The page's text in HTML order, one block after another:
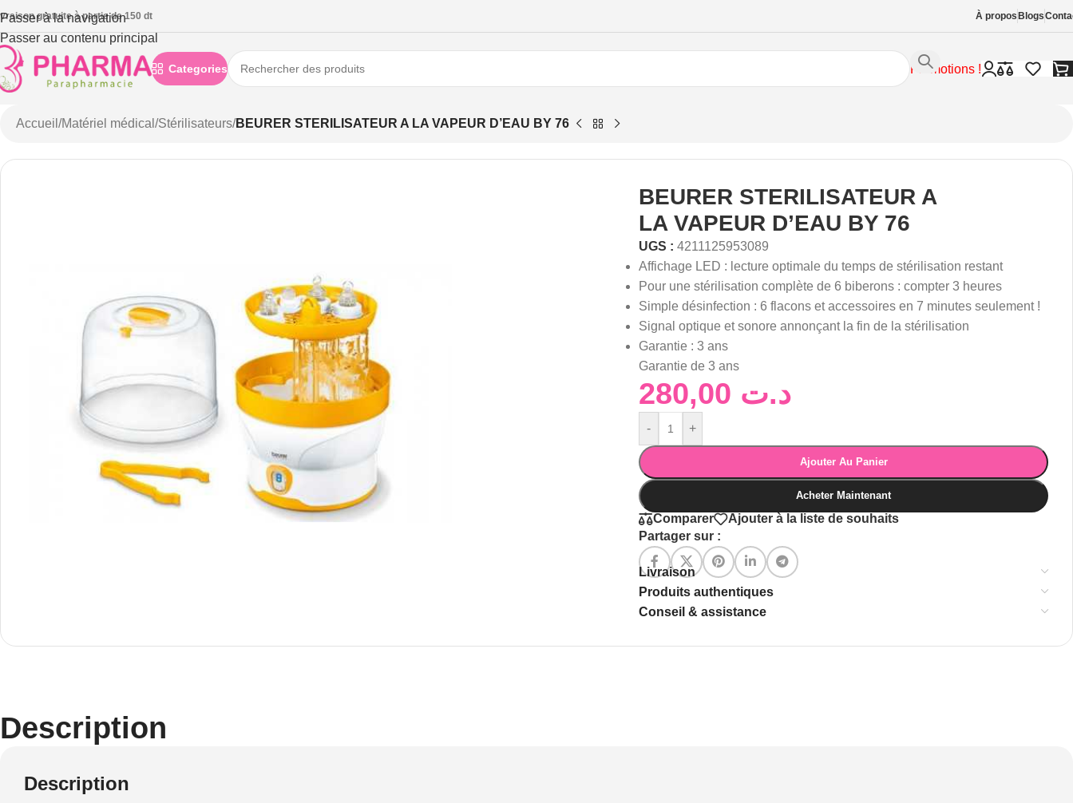
Passer à la navigation
Passer au contenu principal
gratuite à partie de 150 dt À propos Blogs
Categories Promotions !
Accueil /Matériel médical /Stérilisateurs/BEURER STERILISATEUR A LA VAPEUR D’EAU BY 76
BEURER STERILISATEUR A
LA VAPEUR D’EAU BY 76
UGS :4211125953089
Affichage LED : lecture optimale du temps de stérilisation restant
Pour une stérilisation complète de 6 biberons : compter 3 heures
Simple désinfection : 6 flacons et accessoires en 7 minutes seulement !
Signal optique et sonore annonçant la fin de la stérilisation
Garantie : 3 ans
Garantie de 3 ans
د.ت
- +
Ajouter Au Panier
Acheter Maintenant
Comparer
Ajouter à la liste de souhaits
Partager sur :
Livraison
Produits authentiques
Conseil & assistance
Description
Description